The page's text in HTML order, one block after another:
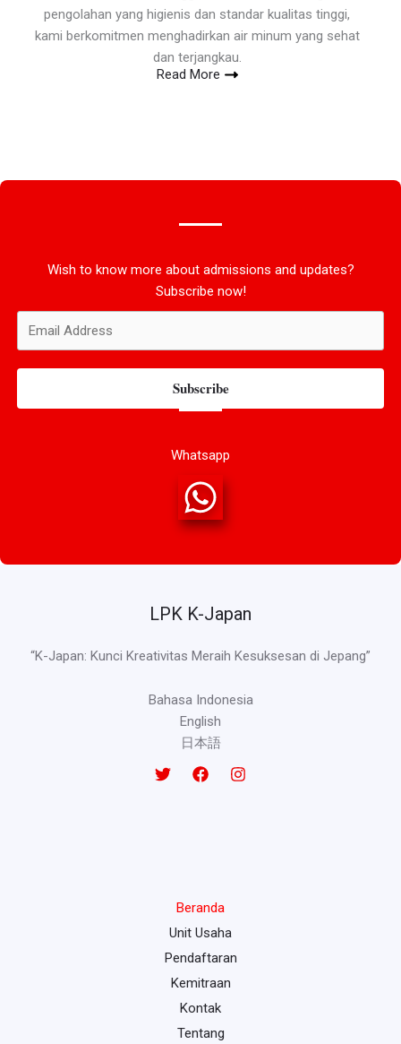
pengolahan yang higienis dan standar kualitas tinggi,
kami berkomitmen menghadirkan air minum yang sehat
dan terjangkau.
Read More
Wish to know more about admissions and updates?
Subscribe now!
Subscribe
Whatsapp
LPK K-Japan
“K-Japan: Kunci Kreativitas Meraih Kesuksesan di Jepang”
Bahasa Indonesia
English
日本語
Beranda
Unit Usaha
Pendaftaran
Kemitraan
Kontak
Tentang